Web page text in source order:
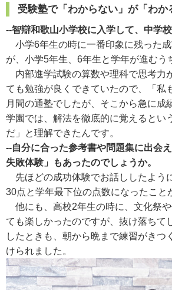
受験塾で「わからない」が「わか
--智辯和歌山小学校に入学して、中学
小学6年生の時に一番印象に残った
が、小学5年生、6年生と学年が進むう
内部進学試験の算数や理科で思考力
ても勉強が良くできていたので、「私
月間の通塾でしたが、そこから急に成
学園では、解法を徹底的に覚えるとい
だ」と理解できたんです。
--自分に合った参考書や問題集に出会
失敗体験」もあったのでしょうか。
先ほどの成功体験でお話ししたよう
30点と学年最下位の点数になったこと
他にも、高校2年生の時に、文化祭
ても楽しかったのですが、抜け落ちて
したときも、朝から晩まで練習がき
けられました。